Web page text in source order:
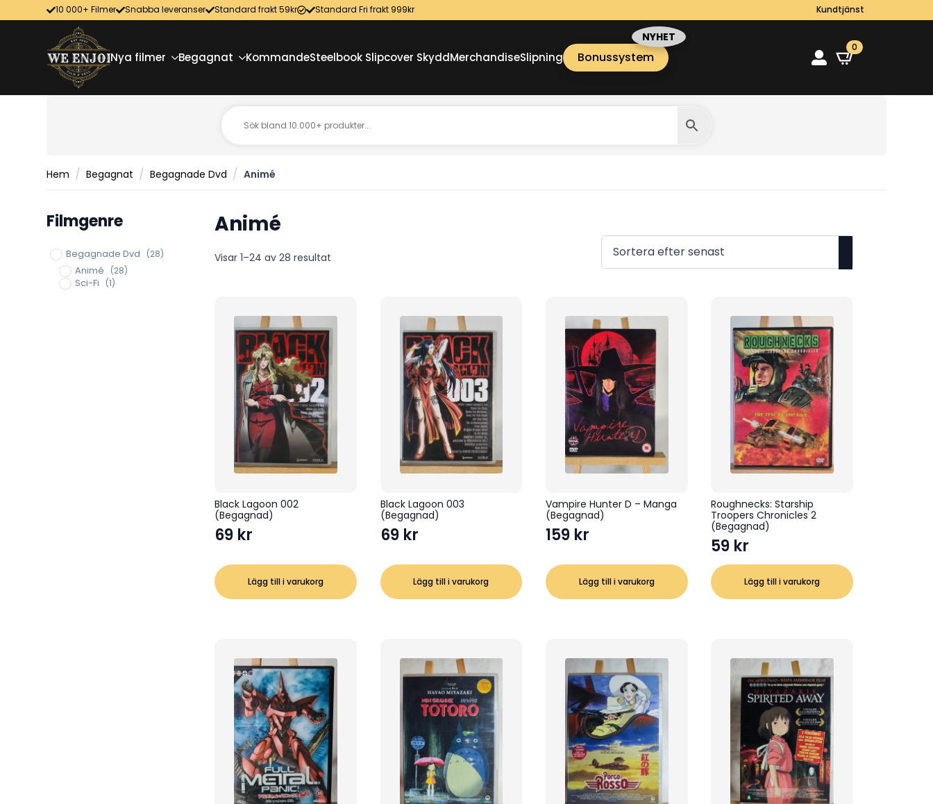
10 000+ Filmer Snabba leveranser Standard frakt 59kr Standard Fri frakt 999kr Kundtjänst
Nya filmer Begagnat KommandeSteelbook Slipcover SkyddMerchandiseSlipning Bonussystem
0
Hem Begagnat Begagnade Dvd Animé
Filmgenre
Begagnade Dvd (28)
Animé (28)
Sci-Fi (1)
Animé
Visar 1–24 av 28 resultat
Black Lagoon 002
(Begagnad)
69 kr
Lägg till i varukorg
Black Lagoon 003
(Begagnad)
69 kr
Lägg till i varukorg
Vampire Hunter D – Manga
(Begagnad)
159 kr
Lägg till i varukorg
Roughnecks: Starship
Troopers Chronicles 2
(Begagnad)
59 kr
Lägg till i varukorg